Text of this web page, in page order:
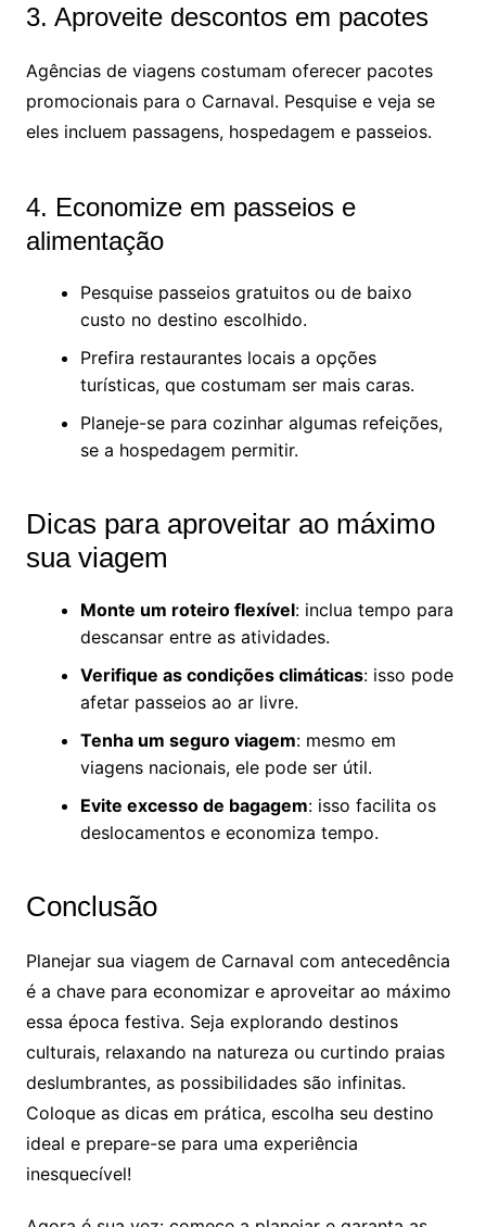
3. Aproveite descontos em pacotes
Agências de viagens costumam oferecer pacotes
promocionais para o Carnaval. Pesquise e veja se
eles incluem passagens, hospedagem e passeios.
4. Economize em passeios e
alimentação
Pesquise passeios gratuitos ou de baixo
custo no destino escolhido.
Prefira restaurantes locais a opções
turísticas, que costumam ser mais caras.
Planeje-se para cozinhar algumas refeições,
se a hospedagem permitir.
Dicas para aproveitar ao máximo
sua viagem
Monte um roteiro flexível: inclua tempo para
descansar entre as atividades.
Verifique as condições climáticas: isso pode
afetar passeios ao ar livre.
Tenha um seguro viagem: mesmo em
viagens nacionais, ele pode ser útil.
Evite excesso de bagagem: isso facilita os
deslocamentos e economiza tempo.
Conclusão
Planejar sua viagem de Carnaval com antecedência
é a chave para economizar e aproveitar ao máximo
essa época festiva. Seja explorando destinos
culturais, relaxando na natureza ou curtindo praias
deslumbrantes, as possibilidades são infinitas.
Coloque as dicas em prática, escolha seu destino
ideal e prepare-se para uma experiência
inesquecível!